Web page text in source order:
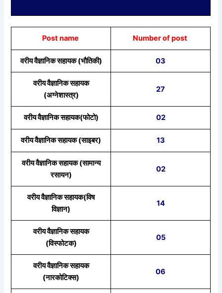
Post name Number of post
वरीय वैज्ञानिक सहायक (भौतिकी) 03
वरीय वैज्ञानिक सहायक
(अग्नेशास्त्र)
27
वरीय वैज्ञानिक सहायक(फोटो) 02
वरीय वैज्ञानिक सहायक (साइबर) 13
वरीय वैज्ञानिक सहायक (सामान्य
रसायन)
02
वरीय वैज्ञानिक सहायक(विष
विज्ञान)
14
वरीय वैज्ञानिक सहायक
(विस्फोटक)
05
वरीय वैज्ञानिक सहायक
(नारकोटिक्स)
06